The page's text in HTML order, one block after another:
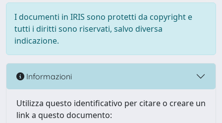
I documenti in IRIS sono protetti da copyright e
tutti i diritti sono riservati, salvo diversa
indicazione.
Informazioni
Utilizza questo identificativo per citare o creare un
link a questo documento: